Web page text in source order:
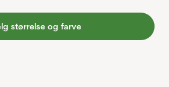
størrelse og farve